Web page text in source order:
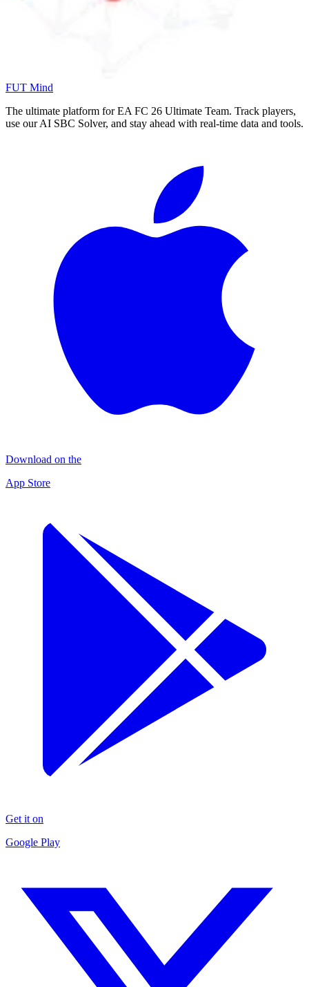
FUT Mind
The ultimate platform for EA FC 26 Ultimate Team. Track players,
use our AI SBC Solver, and stay ahead with real-time data and tools.
Download on the
App Store
Get it on
Google Play